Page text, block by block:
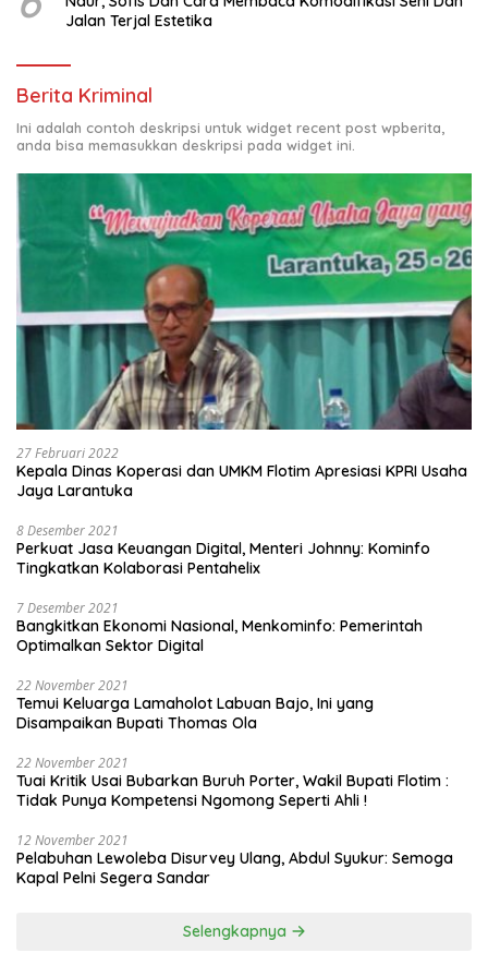
Jalan Terjal Estetika
Berita Kriminal
Ini adalah contoh deskripsi untuk widget recent post wpberita,
anda bisa memasukkan deskripsi pada widget ini.
27 Februari 2022
Kepala Dinas Koperasi dan UMKM Flotim Apresiasi KPRI Usaha
Jaya Larantuka
8 Desember 2021
Perkuat Jasa Keuangan Digital, Menteri Johnny: Kominfo
Tingkatkan Kolaborasi Pentahelix
7 Desember 2021
Bangkitkan Ekonomi Nasional, Menkominfo: Pemerintah
Optimalkan Sektor Digital
22 November 2021
Temui Keluarga Lamaholot Labuan Bajo, Ini yang
Disampaikan Bupati Thomas Ola
22 November 2021
Tuai Kritik Usai Bubarkan Buruh Porter, Wakil Bupati Flotim :
Tidak Punya Kompetensi Ngomong Seperti Ahli !
12 November 2021
Pelabuhan Lewoleba Disurvey Ulang, Abdul Syukur: Semoga
Kapal Pelni Segera Sandar
Selengkapnya